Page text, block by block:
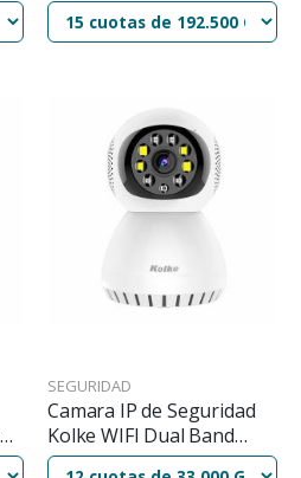
SEGURIDAD
Camara IP de Seguridad
Kolke WIFI Dual Band
KUC-604 WIFI